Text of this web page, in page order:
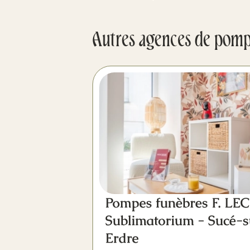
Autres agences de
Pompes funèbres F.
Sublimatorium - Sucé-
Erdre